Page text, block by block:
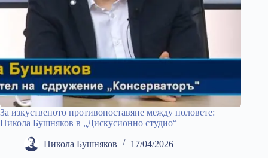
За изкуственото противопоставяне между половете:
Никола Бушняков в „Дискусионно студио“
Никола Бушняков 17/04/2026